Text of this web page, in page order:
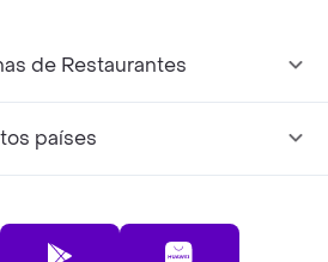
de Restaurantes
países